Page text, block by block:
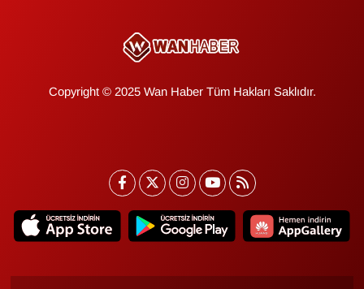
Copyright © 2025 Wan Haber Tüm Hakları Saklıdır.